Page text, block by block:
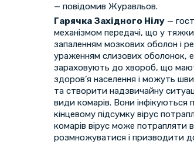
— повідомив Журавльов.
Гарячка Західного Нілу —
механізмом передачі, що у
запаленням мозкових оболон і
ураженням слизових оболонок,
зараховують до хвороб, що
здоров’я населення і можуть
та створити надзвичайну
види комарів. Вони інфікуються
кінцевому підсумку вірус
комарів вірус може потрапляти
розмножуватися і призводити